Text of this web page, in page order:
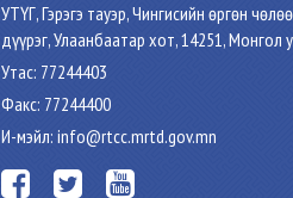
УТҮГ, Гэрэгэ тауэр, Чингисийн өргөн
дүүрэг, Улаанбаатар хот, 14251, Монгол
Утас: 77244403
Факс: 77244400
И-мэйл: info@rtcc.mrtd.gov.mn